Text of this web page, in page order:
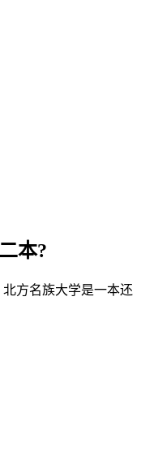
本?
北方名族大学是一本还